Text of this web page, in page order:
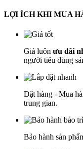
LỢI ÍCH KHI MUA
Giá luôn ưu đãi
người tiêu dùng
Đặt hàng - Mua
trung gian.
Bảo hành sản